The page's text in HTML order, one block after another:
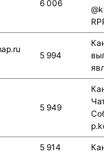
6 006
5 994
5 949
5 914